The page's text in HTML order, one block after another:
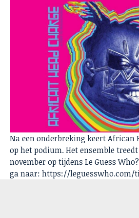
Na een onderbreking keert African
op het podium. Het ensemble
november op tijdens Le Guess
ga naar: https://leguesswho.com/